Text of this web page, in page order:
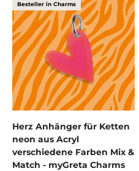
Besteller in Charms
Herz Anhänger für Ketten
neon aus Acryl
verschiedene Farben Mix &
Match - myGreta Charms